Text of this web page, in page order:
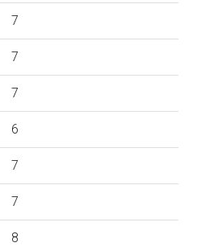
7
7
7
6
7
7
8